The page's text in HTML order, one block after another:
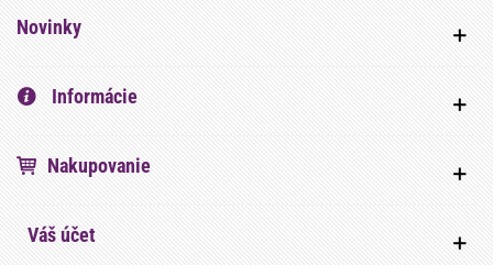
Novinky
Informácie
Nakupovanie
Váš účet